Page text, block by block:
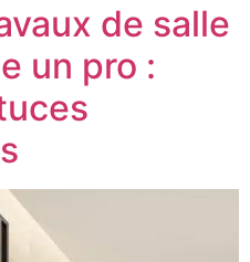
de salle
un pro :